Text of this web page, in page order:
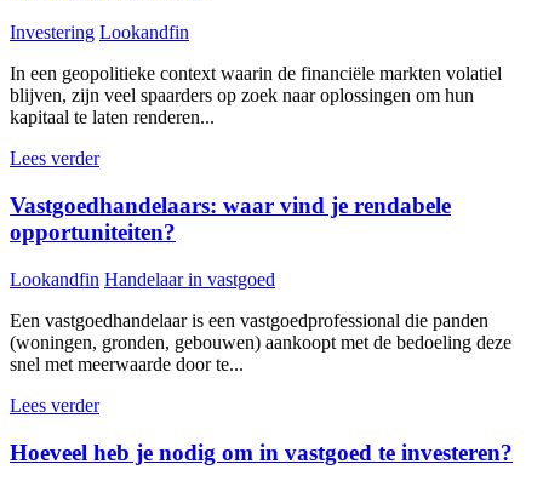
Investering Lookandfin
In een geopolitieke context waarin de financiële markten volatiel
blijven, zijn veel spaarders op zoek naar oplossingen om hun
kapitaal te laten renderen...
Lees verder
Vastgoedhandelaars: waar vind je rendabele
opportuniteiten?
Lookandfin Handelaar in vastgoed
Een vastgoedhandelaar is een vastgoedprofessional die panden
(woningen, gronden, gebouwen) aankoopt met de bedoeling deze
snel met meerwaarde door te...
Lees verder
Hoeveel heb je nodig om in vastgoed te investeren?